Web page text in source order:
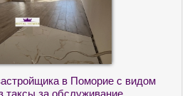
в Поморие с видом